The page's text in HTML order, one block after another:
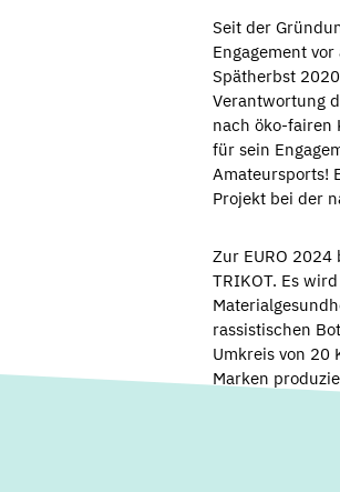
Seit der
Engagement
Spätherbst
Verantwortung
nach öko-fairen
für sein
Amateursports!
Projekt bei der
Zur EURO
TRIKOT. Es
rassistischen
Umkreis von 20
Marken